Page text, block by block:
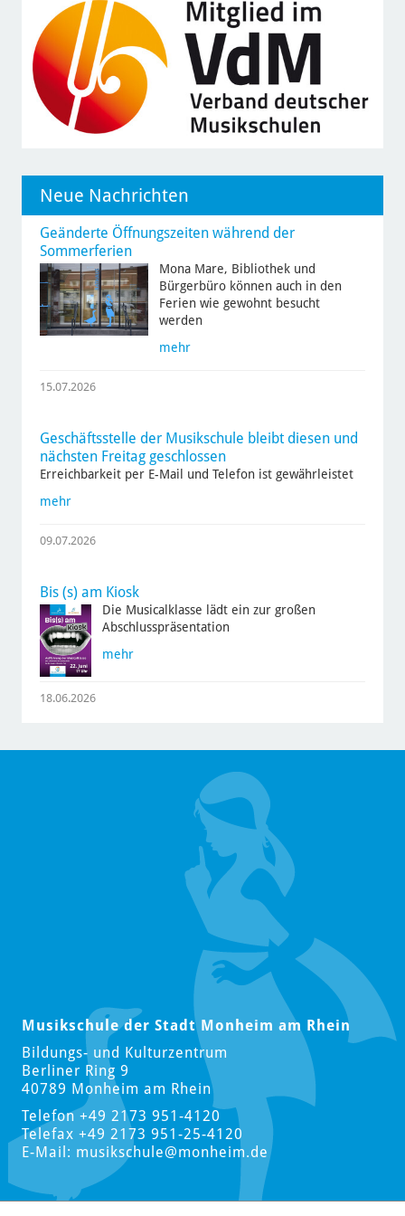
Neue Nachrichten
Geänderte Öffnungszeiten während der
Sommerferien
Mona Mare, Bibliothek und
Bürgerbüro können auch in den
Ferien wie gewohnt besucht
werden
mehr
15.07.2026
Geschäftsstelle der Musikschule bleibt diesen und
nächsten Freitag geschlossen
Erreichbarkeit per E-Mail und Telefon ist gewährleistet
mehr
09.07.2026
Bis (s) am Kiosk
Die Musicalklasse lädt ein zur großen
Abschlusspräsentation
mehr
18.06.2026
Musikschule der Stadt Monheim am Rhein
Bildungs- und Kulturzentrum
Berliner Ring 9
40789 Monheim am Rhein
Telefon +49 2173 951-4120
Telefax +49 2173 951-25-4120
E-Mail: musikschule@monheim.de